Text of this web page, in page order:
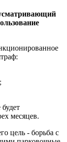
месяцев.
цель - борьба с